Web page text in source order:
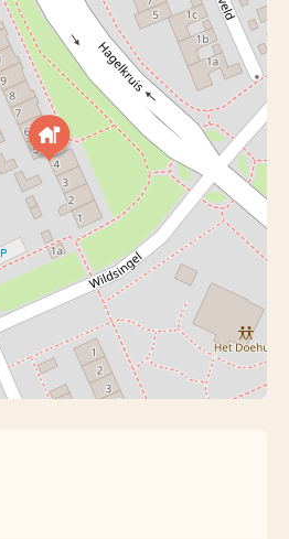
4
3 woonlagen
CV-ketel
CV-ketel
HoogRendement (Gas
Combiketel uit 2025,
eigendom)